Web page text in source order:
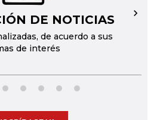
DE NOTICIAS
de acuerdo a sus
de interés
→